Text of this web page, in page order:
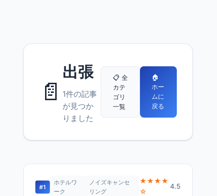
📄
出張
1件の記事
が見つか
りました
📋 全
カテ
ゴリ
一覧
🏠
ホー
ムに
戻る
#1
ホテルワ
ーク
ノイズキャンセ
リング
★★★★
☆
4.5